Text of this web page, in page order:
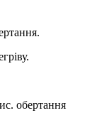
обертання